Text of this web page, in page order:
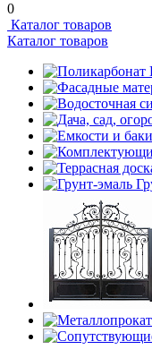
0
Каталог товаров
Каталог товаров